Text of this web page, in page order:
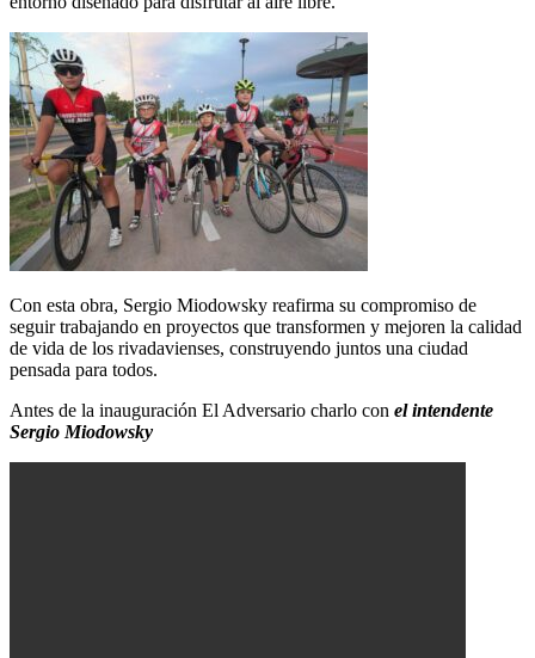
Con esta obra, Sergio Miodowsky reafirma su compromiso de
seguir trabajando en proyectos que transformen y mejoren la calidad
de vida de los rivadavienses, construyendo juntos una ciudad
pensada para todos.
Antes de la inauguración El Adversario charlo con el intendente
Sergio Miodowsky